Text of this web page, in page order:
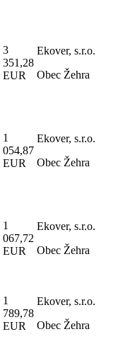
3
351,28
EUR
Ekover, s.r.o.
Obec Žehra
1
054,87
EUR
Ekover, s.r.o.
Obec Žehra
1
067,72
EUR
Ekover, s.r.o.
Obec Žehra
1
789,78
EUR
Ekover, s.r.o.
Obec Žehra